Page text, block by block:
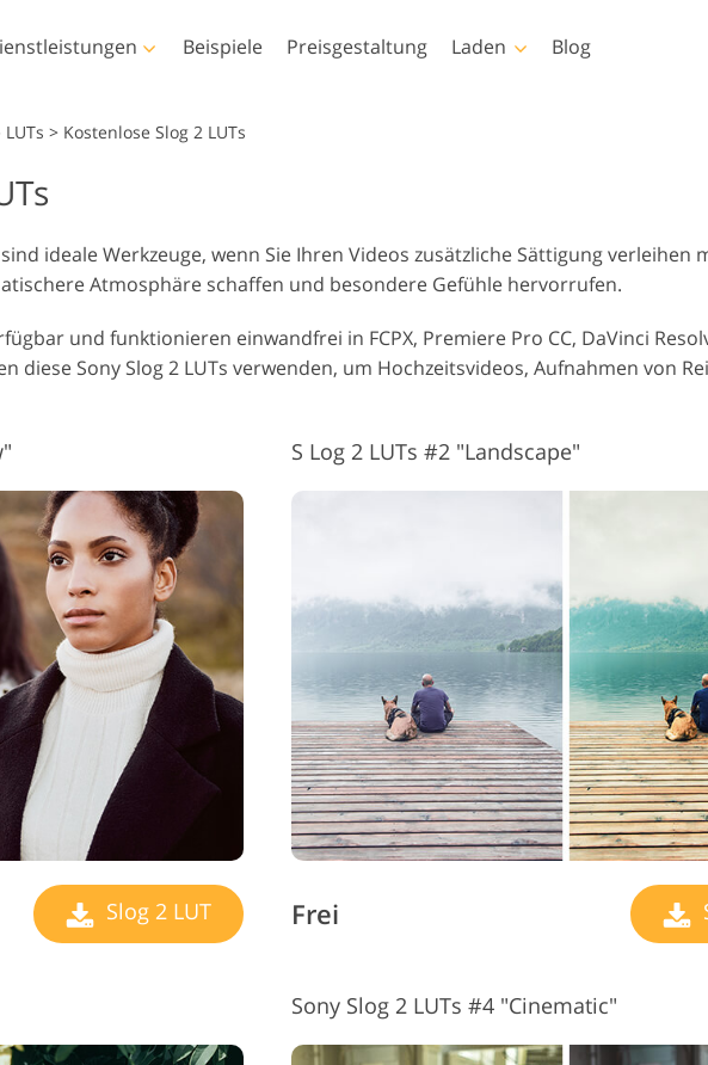
Fotobearbeitung
Schmuck-Fotobearbeitung Videobearbeitungsdienste
Beispiele Preisgestaltung Laden
Photoshop
Photoshop-Aktionen
Photoshop-
Überlagerungen
Komplette Ps-Aktionen-
Sammlungen
Valentinstagskarten
Hochzeitseinladungen
Baby-Dusche-Einladung
Video-Overlays
Blog
> Kostenlose Slog 2 LUTs
ideale Werkzeuge, wenn Sie Ihren Videos zusätzliche Sättigung verleihen
Atmosphäre schaffen und besondere Gefühle hervorrufen.
und funktionieren einwandfrei in FCPX, Premiere Pro CC, DaVinci
diese Sony Slog 2 LUTs verwenden, um Hochzeitsvideos, Aufnahmen von
Slog 2 LUT
S Log 2 LUTs #2 "Landscape"
Frei
Sony Slog 2 LUTs #4 "Cinematic"